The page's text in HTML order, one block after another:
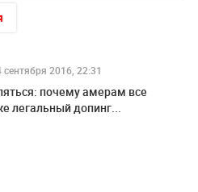
сентября 2016, 22:31
почему амерам все
легальный допинг...